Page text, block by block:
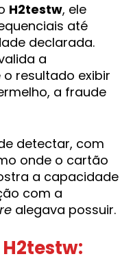
H2testw, ele
até
declarada.
a
resultado exibir
a fraude
detectar, com
onde o cartão
a capacidade
com a
alegava possuir.